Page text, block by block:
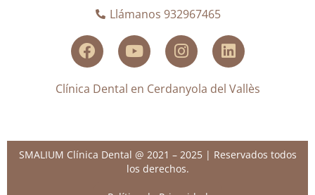
Llámanos 932967465
Clínica Dental en Cerdanyola del Vallès
SMALIUM Clínica Dental @ 2021 – 2025 | Reservados todos
los derechos.